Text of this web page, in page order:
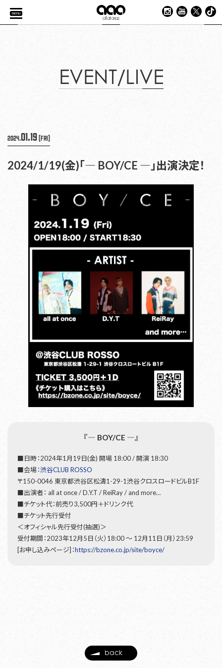
menu
EVENT/LIVE
2024.01.19[Fri]
2024/1/19(金)「― BOY/CE ―」出演決定！
『― BOY/CE ―』
■日時：2024年1月19日(金) 開場 18:00 / 開演 18:30
■会場：渋谷CLUB ROSSO
〒150-0046 東京都渋谷区松濤1-29-1渋谷クロスロードビルB1F
■出演者： all at once / D.Y.T / ReiRay / and more…
■チケット代：前売り3,500円＋ドリンク代
■チケット先行受付
＜オフィシャル先行受付(抽選)＞
受付期間：2023年12月5日（火）18:00 〜 12月11日（月）23:59
[お申し込みページ]：https://bzone.co.jp/site/boyce/
back